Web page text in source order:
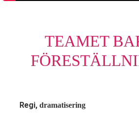
TEAMET
Regi,dramatisering